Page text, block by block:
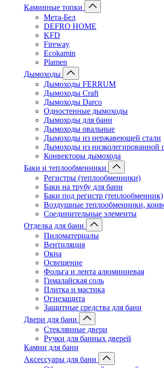
Каминные топки
Мета-Бел
DEFRO HOME
KFD
Fireway
Ecokamin
Plamen
Дымоходы
Дымоходы FERRUM
Дымоходы Craft
Дымоходы Darco
Одностенные дымоходы
Дымоходы для бани
Дымоходы овальные
Дымоходы из нержавеющей стали
Дымоходы из низколегированной
Конвекторы дымохода
Баки и теплообменники
Регистры (теплообменники)
Баки на трубу для бани
Баки под регистр (теплообменник)
Воздушные теплообменники,
Соединительные элементы
Отделка для бани
Пиломатериалы
Вентиляция
Окна
Освещение
Фольга и лента алюминиевая
Гималайская соль
Плитка и мастика
Огнезащита
Защитные средства для бани
Двери для бани
Стеклянные двери
Ручки для банных дверей
Камни для бани
Аксессуары для бани